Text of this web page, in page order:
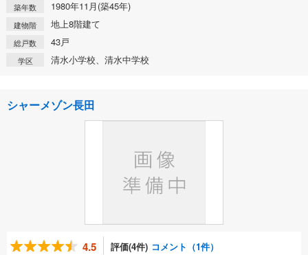
築年数 1980年11月(築45年)
建物階 地上8階建て
総戸数 43戸
学区 清水小学校、清水中学校
シャーメゾン長田
4.5 評価(4件) コメント（1件）